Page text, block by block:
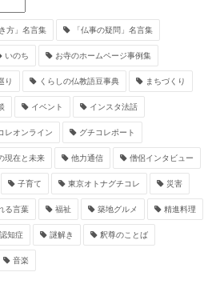
方」名言集 「仏事の疑問」名言集
いのち お寺のホームページ事例集
り くらしの仏教語豆事典 まちづくり
イベント インスタ法話
レオンライン グチコレポート
現在と未来 他力通信 僧侶インタビュー
子育て 東京オトナグチコレ 災害
る言葉 福祉 築地グルメ 精進料理
認知症 謎解き 釈尊のことば
音楽